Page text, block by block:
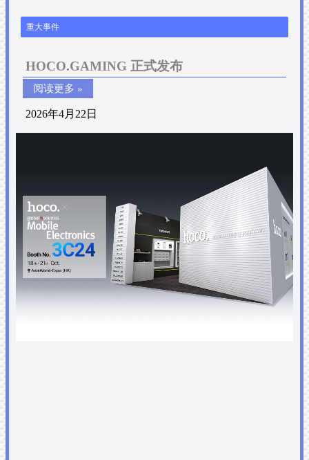
重大事件
HOCO.GAMING 正式发布
阅读更多 »
2026年4月22日